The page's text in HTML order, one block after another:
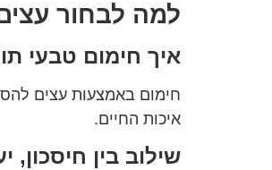
למה לבחור
איך חימום טבעי
חימום באמצעות עצים
איכות החיים.
שילוב בין חיסכון,